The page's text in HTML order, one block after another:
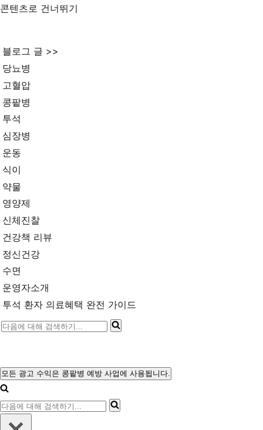
콘텐츠로 건너뛰기
블로그 글 >>
당뇨병
고혈압
콩팥병
투석
심장병
운동
식이
약물
영양제
신체진찰
건강책 리뷰
정신건강
수면
운영자소개
투석 환자 의료혜택 완전 가이드
다
대
해
검
색
모든 광고 수익은 콩팥병 예방 사업에 사용됩니다.
다